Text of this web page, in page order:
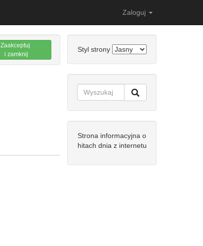
Zaloguj
Zaakceptuj
i zamknij
Styl strony
Strona informacyjna o
hitach dnia z internetu